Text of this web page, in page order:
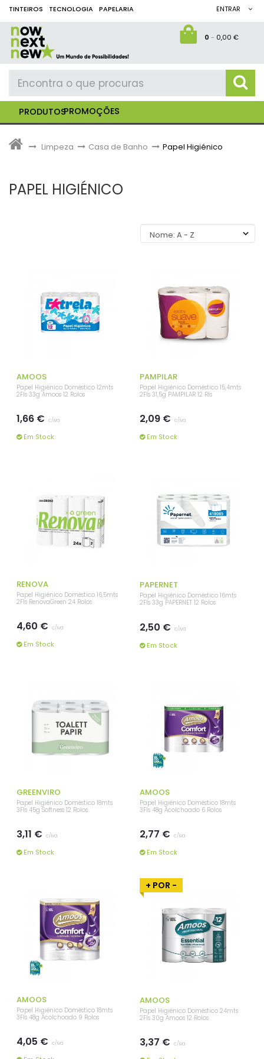
TINTEIROS TECNOLOGIA PAPELARIA ENTRAR
0- 0,00 €
PRODUTOSPROMOÇÕES
> Limpeza > Casa de Banho > Papel Higiénico
PAPEL HIGIÉNICO
AMOOS
Papel Higiénico Doméstico 12mts
2Fls 33g Amoos 12 Rolos
1,66 € c/iva
Em Stock
PAMPILAR
Papel Higiénico Doméstico 15,4mts
2Fls 31,5g PAMPILAR 12 Rls
2,09 € c/iva
Em Stock
RENOVA
Papel Higiénico Doméstico 16,5mts
2Fls RenovaGreen 24 Rolos
4,60 € c/iva
Em Stock
PAPERNET
Papel Higiénico Doméstico 16mts
2Fls 33g PAPERNET 12 Rolos
2,50 € c/iva
Em Stock
GREENVIRO
Papel Higiénico Doméstico 18mts
3Fls 45g Softness 12 Rolos
3,11 € c/iva
Em Stock
AMOOS
Papel Higiénico Doméstico 18mts
3Fls 48g Acolchoado 6 Rolos
2,77 € c/iva
Em Stock
AMOOS
Papel Higiénico Doméstico 18mts
3Fls 48g Acolchoado 9 Rolos
4,05 € c/iva
+ POR -
AMOOS
Papel Higiénico Doméstico 24mts
2Fls 30g Amoos 12 Rolos
3,37 € c/iva